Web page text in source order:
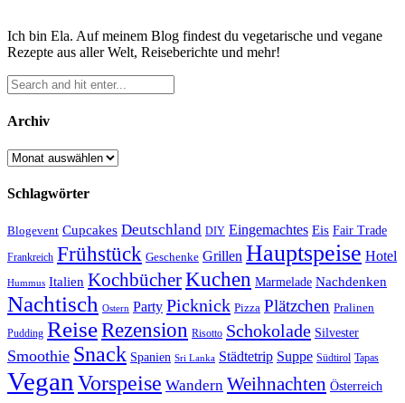
Ich bin Ela. Auf meinem Blog findest du vegetarische und vegane
Rezepte aus aller Welt, Reiseberichte und mehr!
Archiv
Archiv
Schlagwörter
Blogevent Cupcakes Deutschland DIY Eingemachtes Eis Fair Trade
Frankreich Frühstück Geschenke Grillen Hauptspeise Hotel
Hummus Italien KochbücherKuchen Marmelade Nachdenken
Nachtisch Ostern Party Picknick Pizza Plätzchen Pralinen
Pudding ReiseRezension Risotto Schokolade Silvester
Smoothie Snack Spanien Sri Lanka Städtetrip Suppe Südtirol Tapas
Vegan Vorspeise Wandern Weihnachten Österreich